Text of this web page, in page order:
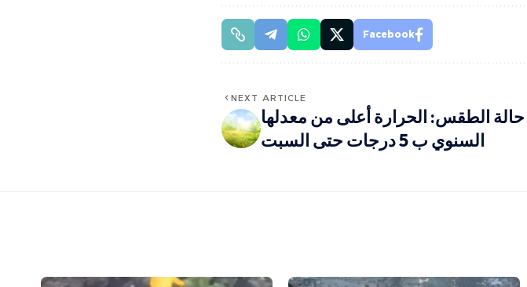
Facebook
NEXT ARTICLE
حالة الطقس: الحرارة أعلى من معدلها
السنوي ب 5 درجات حتى السبت